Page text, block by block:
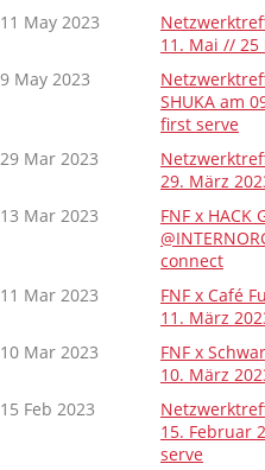
11 May 2023
11. Mai // 25
9 May 2023
SHUKA am
first serve
29 Mar 2023
29. März
13 Mar 2023
FNF x
connect
11 Mar 2023
FNF x Café
11. März
10 Mar 2023
FNF x
10. März
15 Feb 2023
15. Februar
serve